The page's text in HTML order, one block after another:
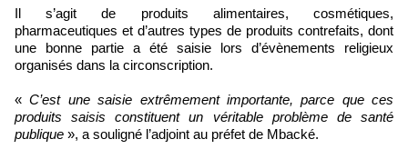
Il s’agit de produits alimentaires, cosmétiques,
pharmaceutiques et d’autres types de produits contrefaits, dont
une bonne partie a été saisie lors d’évènements religieux
organisés dans la circonscription.
«C’est une saisie extrêmement importante, parce que ces
produits saisis constituent un véritable problème de santé
publique », a souligné l’adjoint au préfet de Mbacké.